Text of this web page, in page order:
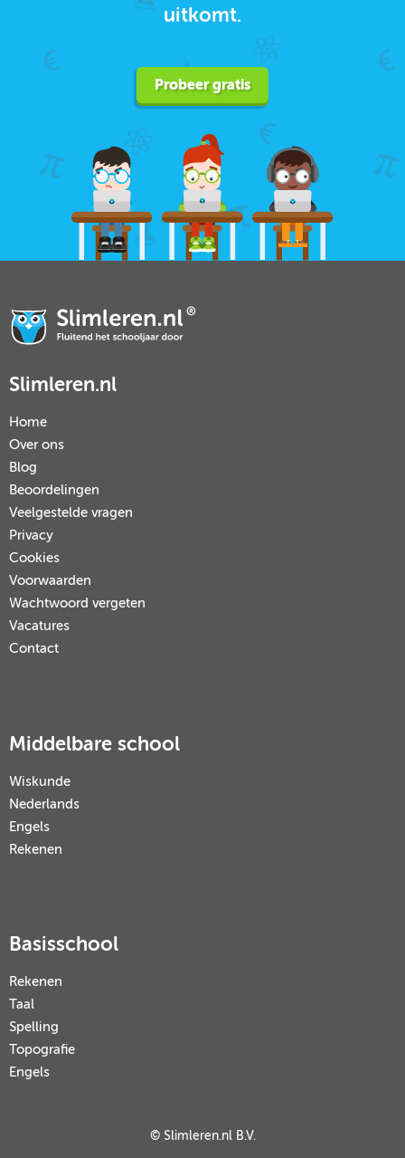
uitkomt.
Probeer gratis
Slimleren.nl
Home
Over ons
Blog
Beoordelingen
Veelgestelde vragen
Privacy
Cookies
Voorwaarden
Wachtwoord vergeten
Vacatures
Contact
Middelbare school
Wiskunde
Nederlands
Engels
Rekenen
Basisschool
Rekenen
Taal
Spelling
Topografie
Engels
© Slimleren.nl B.V.